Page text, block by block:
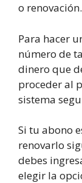
o renovación.
Para hacer
número de
dinero que
proceder al
sistema
Si tu abono
renovarlo
debes
elegir la